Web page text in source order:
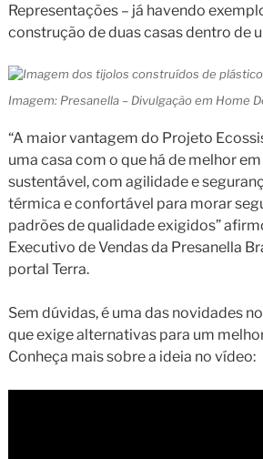
Representações – já havendo
construção de duas casas dentro de
Imagem: Presanella – Divulgação em Home
“A maior vantagem do Projeto
uma casa com o que há de melhor
sustentável, com agilidade e
térmica e confortável para morar
padrões de qualidade exigidos”
Executivo de Vendas da Presanella
portal Terra.
Sem dúvidas, é uma das novidades
que exige alternativas para um
Conheça mais sobre a ideia no vídeo: